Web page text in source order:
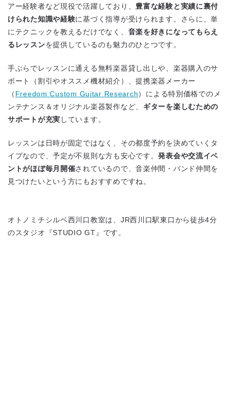
アー経験者など現役で活躍しており、豊富な経験と実績に裏付
けられた知識や経験に基づく指導が受けられます。さらに、単
にテクニックを教えるだけでなく、 音楽を好きになってもらえ
るレッスンを提供しているのも魅力のひとつです。
手ぶらでレッスンに通える無料楽器貸し出しや、楽器購入のサ
ポート（割引やオススメ機材紹介）、提携楽器メーカー
（ Freedom Custom Guitar Research）による特別価格でのメ
ンテナンス＆オリジナル楽器製作など、 ギターを楽しむための
サポートが充実 しています。
レッスンは日時が固定ではなく、その都度予約を決めていくタ
イプなので、予定が不規則な方も安心です。発表会や交流イベ
ントがほぼ毎月開催されているので、音楽仲間・バンド仲間を
見つけたいという方にもおすすめですね。
オトノミチシルベ西川口教室は、JR西川口駅東口から徒歩4分
のスタジオ『STUDIO GT』です。